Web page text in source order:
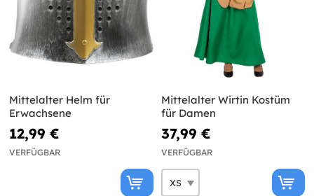
Mittelalter Helm für
Erwachsene
12,99 €
VERFÜGBAR
Mittelalter Wirtin Kostüm
für Damen
37,99 €
VERFÜGBAR